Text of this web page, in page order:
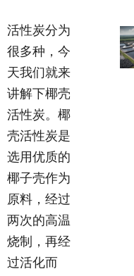
活性炭分为
很多种，今
天我们就来
讲解下椰壳
活性炭。椰
壳活性炭是
选用优质的
椰子壳作为
原料，经过
两次的高温
烧制，再经
过活化而